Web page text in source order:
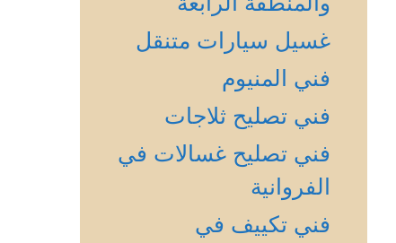
غسيل سيارات متنقل
فني المنيوم
فني تصليح ثلاجات
فني تصليح غسالات في
الفروانية
فني تكييف في